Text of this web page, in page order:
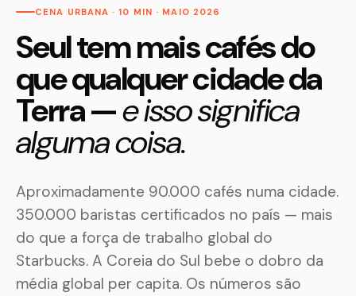
CENA URBANA · 10 MIN · MAIO 2026
Seul tem mais cafés do
que qualquer cidade da
Terra —e isso significa
alguma coisa.
Aproximadamente 90.000 cafés numa cidade.
350.000 baristas certificados no país — mais
do que a força de trabalho global do
Starbucks. A Coreia do Sul bebe o dobro da
média global per capita. Os números são